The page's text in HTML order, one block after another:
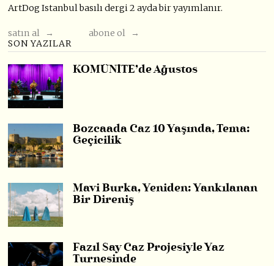
ArtDog Istanbul basılı dergi 2 ayda bir yayımlanır.
satın al →
abone ol →
SON YAZILAR
KOMÜNİTE’de Ağustos
Bozcaada Caz 10 Yaşında, Tema:
Geçicilik
Mavi Burka, Yeniden: Yankılanan
Bir Direniş
Fazıl Say Caz Projesiyle Yaz
Turnesinde